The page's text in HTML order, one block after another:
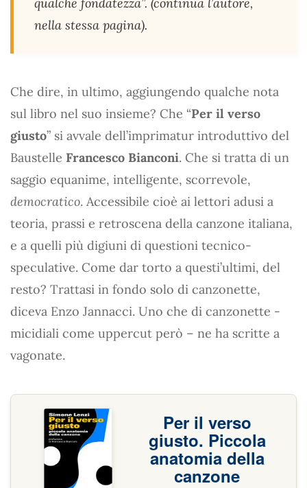
nella stessa pagina).
Che dire, in ultimo, aggiungendo qualche nota
sul libro nel suo insieme? Che “Per il verso
giusto” si avvale dell’imprimatur introduttivo del
Baustelle Francesco Bianconi. Che si tratta di un
saggio equanime, intelligente, scorrevole,
democratico. Accessibile cioè ai lettori adusi a
teoria, prassi e retroscena della canzone italiana,
e a quelli più digiuni di questioni tecnico-
speculative. Come dar torto a questi’ultimi, del
resto? Trattasi in fondo solo di canzonette,
diceva Enzo Jannacci. Uno che di canzonette -
micidiali come uppercut però – ne ha scritte a
vagonate.
Per il verso
giusto. Piccola
anatomia della
canzone